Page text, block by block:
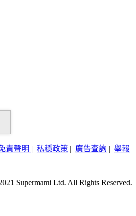
責聲明 | 私穩政策 | 廣告查詢 | 舉報
Supermami Ltd. All Rights Reserved.